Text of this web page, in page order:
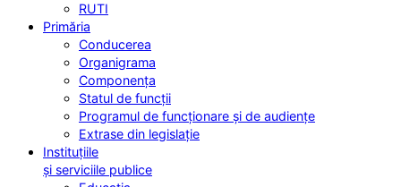
RUTI
Primăria
Conducerea
Organigrama
Componența
Statul de funcții
Programul de funcționare și de audiențe
Extrase din legislație
Instituțiile
și serviciile publice